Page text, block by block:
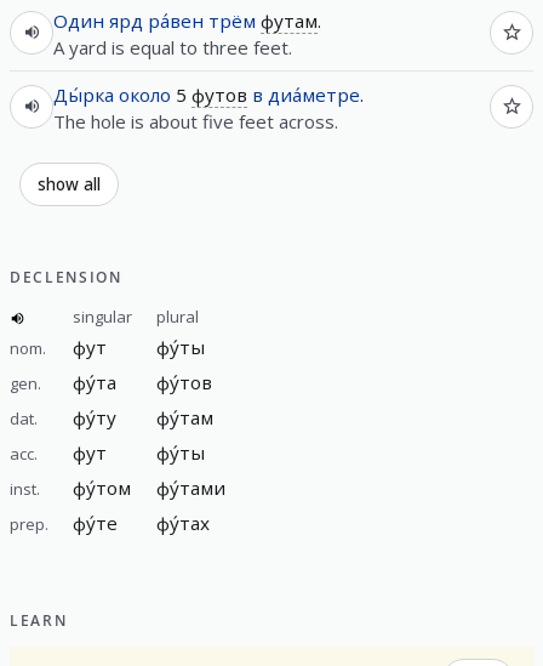
Один ярд ра́вен трём футам.
A yard is equal to three feet.
Ды́рка около 5 футов в диа́метре.
The hole is about five feet across.
show all
DECLENSION
singular
plural
nom.
фут фу́ты
gen. фу́та фу́тов
dat. фу́ту фу́там
acc. фут фу́ты
inst. фу́том фу́тами
prep. фу́те фу́тах
LEARN